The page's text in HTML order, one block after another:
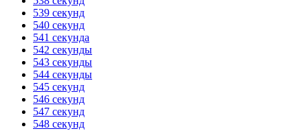
539 секунд
540 секунд
541 секунда
542 секунды
543 секунды
544 секунды
545 секунд
546 секунд
547 секунд
548 секунд